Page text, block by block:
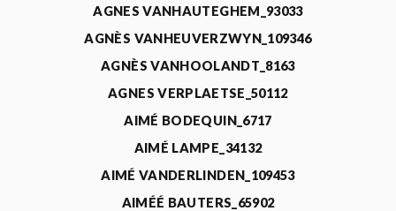
AGNES VANHAUTEGHEM_93033
AGNÈS VANHEUVERZWYN_109346
AGNÈS VANHOOLANDT_8163
AGNES VERPLAETSE_50112
AIMÉ BODEQUIN_6717
AIMÉ LAMPE_34132
AIMÉ VANDERLINDEN_109453
AIMÉÉ BAUTERS_65902